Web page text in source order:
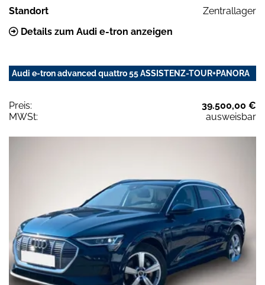
Standort
Zentrallager
Details zum Audi e-tron anzeigen
Audi e-tron advanced quattro 55 ASSISTENZ-TOUR+PANORA
Preis:
39.500,00 €
MWSt:
ausweisbar